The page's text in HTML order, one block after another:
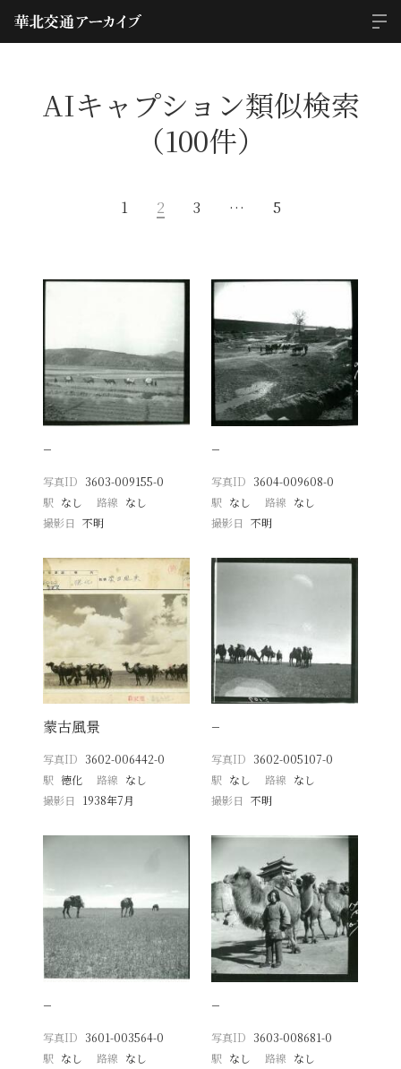
AIキャプション類似検索
（100件）
1 2 3 … 5
−
写真ID 3603-009155-0
駅 なし 路線 なし
撮影日
不明
−
写真ID 3604-009608-0
駅 なし 路線 なし
撮影日 不明
蒙古風景
写真ID 3602-006442-0
駅 徳化 路線 なし
撮影日
1938年7月
−
写真ID 3602-005107-0
駅 なし 路線 なし
撮影日 不明
−
写真ID 3601-003564-0
駅 なし 路線 なし
−
写真ID 3603-008681-0
駅 なし 路線 なし